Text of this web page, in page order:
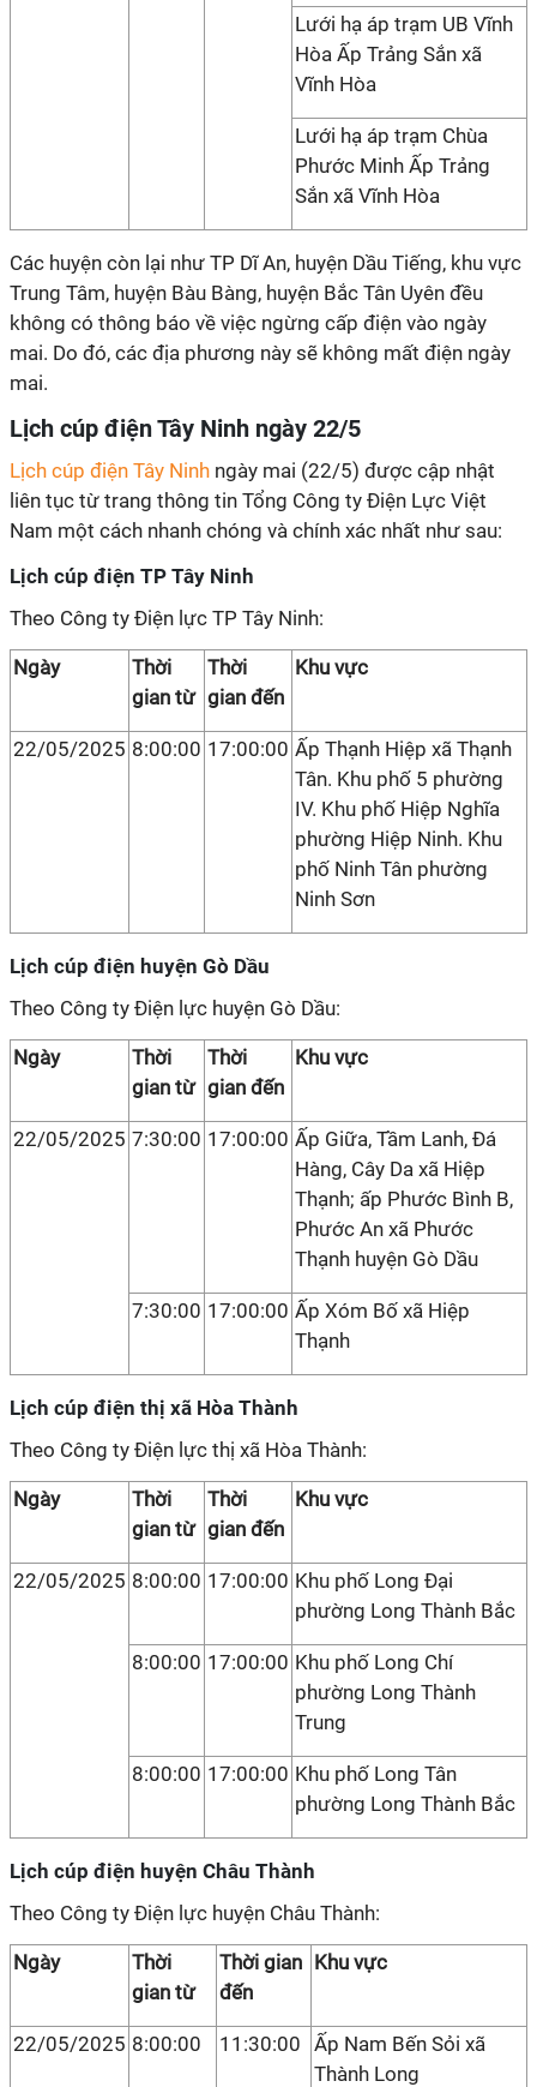
Lưới hạ áp trạm UB Vĩnh
Hòa Ấp Trảng Sắn xã
Vĩnh Hòa
Lưới hạ áp trạm Chùa
Phước Minh Ấp Trảng
Sắn xã Vĩnh Hòa
Các huyện còn lại như TP Dĩ An, huyện Dầu Tiếng, khu vực
Trung Tâm, huyện Bàu Bàng, huyện Bắc Tân Uyên đều
không có thông báo về việc ngừng cấp điện vào ngày
mai. Do đó, các địa phương này sẽ không mất điện ngày
mai.
Lịch cúp điện Tây Ninh ngày 22/5
Lịch cúp điện Tây Ninh ngày mai (22/5) được cập nhật
liên tục từ trang thông tin Tổng Công ty Điện Lực Việt
Nam một cách nhanh chóng và chính xác nhất như sau:
Lịch cúp điện TP Tây Ninh
Theo Công ty Điện lực TP Tây Ninh:
Ngày
Thời
gian từ
Thời
gian đến
Khu vực
22/05/2025 8:00:00 17:00:00 Ấp Thạnh Hiệp xã Thạnh
Tân. Khu phố 5 phường
IV. Khu phố Hiệp Nghĩa
phường Hiệp Ninh. Khu
phố Ninh Tân phường
Ninh Sơn
Lịch cúp điện huyện Gò Dầu
Theo Công ty Điện lực huyện Gò Dầu:
Ngày
Thời
gian từ
Thời
gian đến
Khu vực
22/05/2025 7:30:00 17:00:00 Ấp Giữa, Tầm Lanh, Đá
Hàng, Cây Da xã Hiệp
Thạnh; ấp Phước Bình B,
Phước An xã Phước
Thạnh huyện Gò Dầu
7:30:00 17:00:00 Ấp Xóm Bố xã Hiệp
Thạnh
Lịch cúp điện thị xã Hòa Thành
Theo Công ty Điện lực thị xã Hòa Thành:
Ngày
Thời
gian từ
Thời
gian đến
Khu vực
22/05/2025 8:00:00 17:00:00 Khu phố Long Đại
phường Long Thành Bắc
8:00:00 17:00:00 Khu phố Long Chí
phường Long Thành
Trung
8:00:00 17:00:00 Khu phố Long Tân
phường Long Thành Bắc
Lịch cúp điện huyện Châu Thành
Theo Công ty Điện lực huyện Châu Thành:
Ngày
Thời
gian từ
Thời gian
đến
Khu vực
22/05/2025 8:00:00 11:30:00 Ấp Nam Bến Sỏi xã
Thành Long